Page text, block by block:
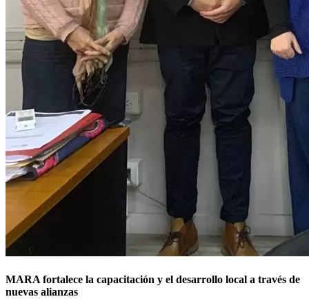
MARA fortalece la capacitación y el desarrollo local a través de
nuevas alianzas